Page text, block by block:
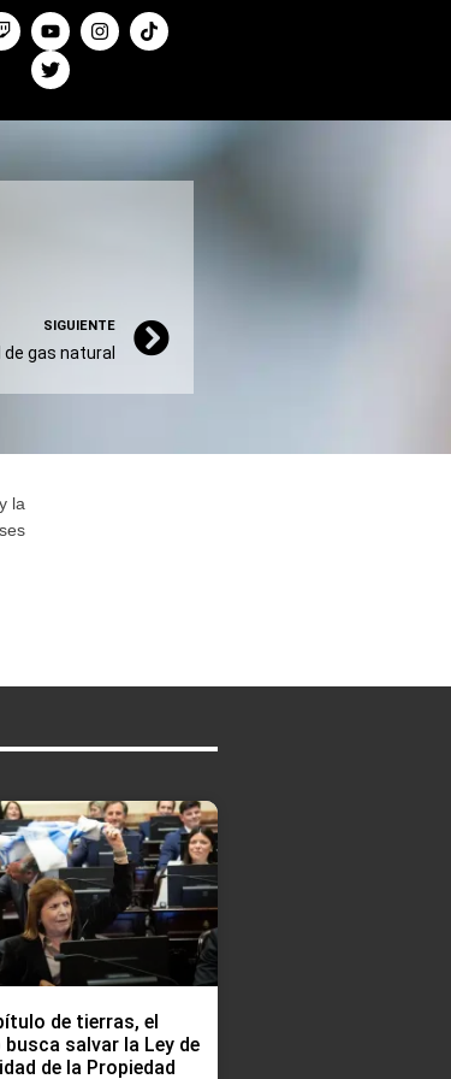
SIGUIENTE
gas natural
la
de tierras, el
busca salvar la Ley de
de la Propiedad